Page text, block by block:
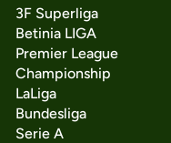
3F Superliga
Betinia LIGA
Premier League
Championship
LaLiga
Bundesliga
Serie A